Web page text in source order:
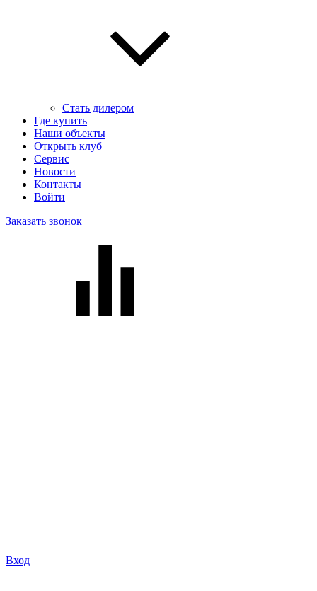
Стать дилером
Где купить
Наши объекты
Открыть клуб
Сервис
Новости
Контакты
Войти
Заказать звонок
Вход